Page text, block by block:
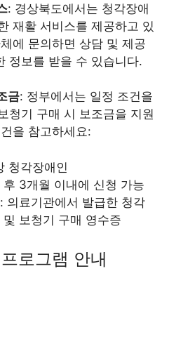
: 경상북도에서는 청각장애
재활 서비스를 제공하고 있
에 문의하면 상담 및 제공
정보를 받을 수 있습니다.
금: 정부에서는 일정 조건을
청기 구매 시 보조금을 지원
을 참고하세요:
청각장애인
후 3개월 이내에 신청 가능
의료기관에서 발급한 청각
보청기 구매 영수증
로그램 안내